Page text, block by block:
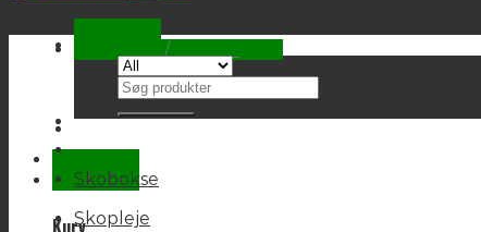
Kurv /
Ingen varer i kurven.
Kurv
Søg
efter:
Skobokse
Skopleje